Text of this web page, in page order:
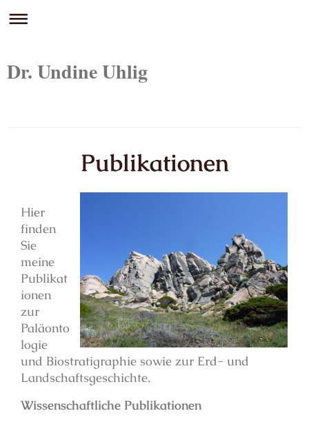
Dr. Undine Uhlig
Publikationen
Hier
finden
Sie
meine
Publikat
ionen
zur
Paläonto
logie
und Biostratigraphie sowie zur Erd- und
Landschaftsgeschichte.
Wissenschaftliche Publikationen